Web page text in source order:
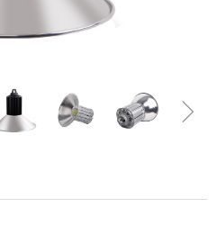
ꁇ